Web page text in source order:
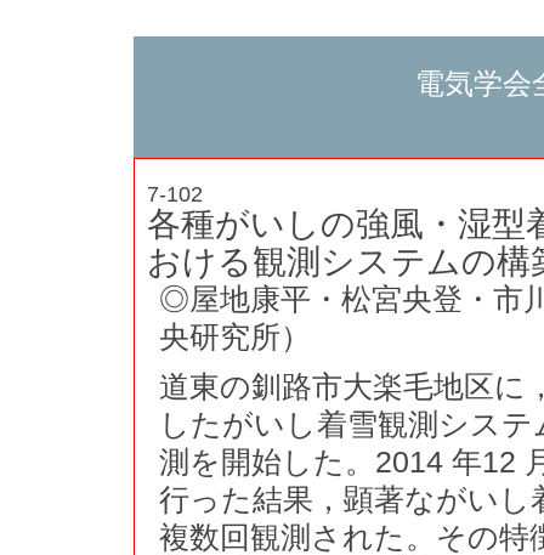
電気学会
7-102
各種がいしの強風・湿型
おける観測システムの構
◎屋地康平・松宮央登・市
央研究所）
道東の釧路市大楽毛地区に
したがいし着雪観測シス
測を開始した。2014 年12
行った結果，顕著ながいし
複数回観測された。その